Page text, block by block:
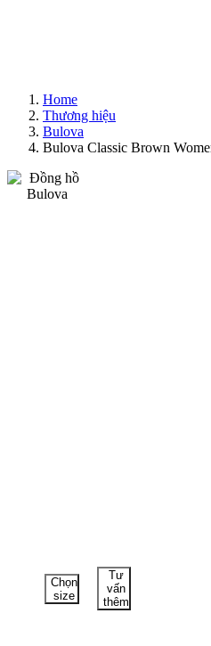
Home
Thương hiệu
Bulova
Bulova Classic Brown
Chọn
size
Tư
vấn
thêm